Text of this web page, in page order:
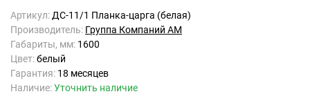
Артикул: ДС-11/1 Планка-царга (белая)
Производитель: Группа Компаний АМ
Габариты, мм: 1600
Цвет:белый
Гарантия: 18 месяцев
Наличие:Уточнить наличие